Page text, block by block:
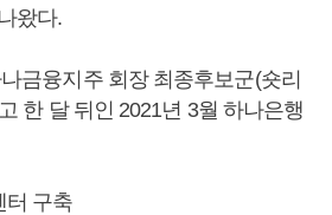
왔다.
금융지주 회장 최종후보군(숏리
한 달 뒤인 2021년 3월 하나은행
구축